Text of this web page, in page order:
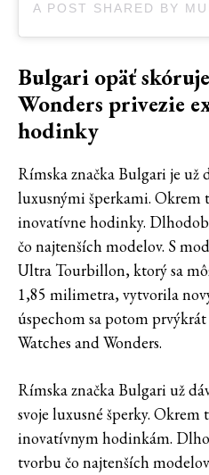
Bulgari opäť
Wonders privezie
hodinky
Rímska značka Bulgari je
luxusnými šperkami. Okrem
inovatívne hodinky.
čo najtenších modelov. S
Ultra Tourbillon, ktorý sa
1,85 milimetra, vytvorila
úspechom sa potom
Watches and Wonders.
Rímska značka Bulgari už
svoje luxusné šperky. Okrem
inovatívnym hodinkám.
tvorbu čo najtenších